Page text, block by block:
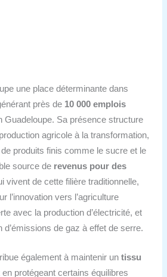
une place déterminante dans
près de 10 000 emplois
Guadeloupe. Sa présence structure
agricole à la transformation,
de produits finis comme le sucre et le
source de revenus pour des
vivent de cette filière traditionnelle,
l’innovation vers l’agriculture
avec la production d’électricité, et
d’émissions de gaz à effet de serre.
également à maintenir untissu
en protégeant certains équilibres